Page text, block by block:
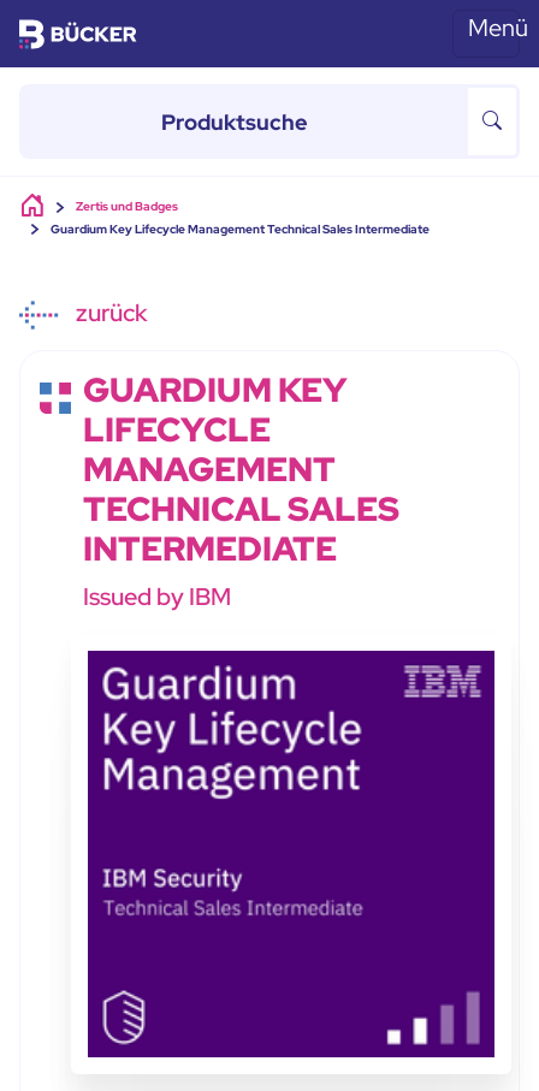
Skip to main content Menü
Zertis und Badges
Guardium Key Lifecycle Management Technical Sales Intermediate
zurück
GUARDIUM KEY
LIFECYCLE
MANAGEMENT
TECHNICAL SALES
INTERMEDIATE
Issued by IBM